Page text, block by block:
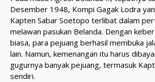
Desember 1948, Kompi Gagak Lodra
Kapten Sabar Soetopo terlibat dalam
melawan pasukan Belanda. Dengan
biasa, para pejuang berhasil membuka
lain. Namun, kemenangan itu harus
gugurnya banyak pejuang, termasuk
sendiri.